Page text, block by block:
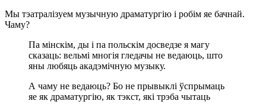
Мы тэатралізуем музычную драматургію і робім яе бачнай.
Чаму?
Па мінскім, ды і па польскім досведзе я магу
сказаць: вельмі многія гледачы не ведаюць, што
яны любяць акадэмічную музыку.
А чаму не ведаюць? Бо не прывыклі ўспрымаць
яе як драматургію, як тэкст, які трэба чытаць